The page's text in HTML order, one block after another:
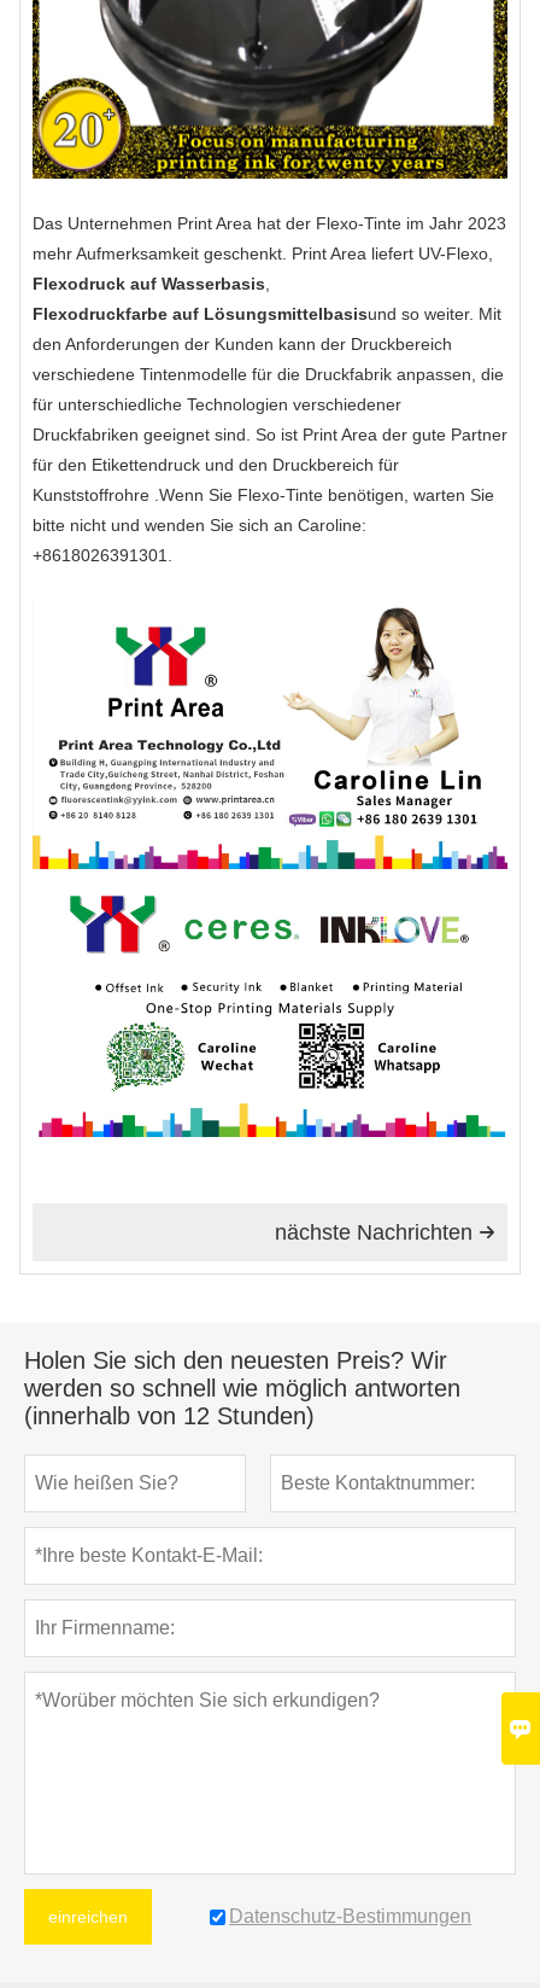
Das Unternehmen Print Area hat der Flexo-Tinte im Jahr 2023
mehr Aufmerksamkeit geschenkt. Print Area liefert UV-Flexo,
Flexodruck auf Wasserbasis
Flexodruckfarbe auf Lösungsmittelbasisund so weiter. Mit
den Anforderungen der Kunden kann der Druckbereich
verschiedene Tintenmodelle für die Druckfabrik anpassen, die
für unterschiedliche Technologien verschiedener
Druckfabriken geeignet sind. So ist Print Area der gute Partner
für den Etikettendruck und den Druckbereich für
Kunststoffrohre .Wenn Sie Flexo-Tinte benötigen, warten Sie
bitte nicht und wenden Sie sich an Caroline:
+8618026391301.

nächste Nachrichten
Holen Sie sich den neuesten Preis? Wir
werden so schnell wie möglich antworten
(innerhalb von 12 Stunden)
einreichen Datenschutz-Bestimmungen
